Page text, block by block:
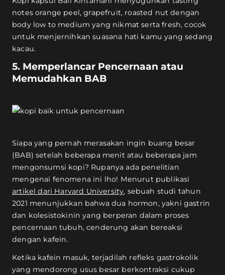
notes orange peel, grapefruit, roasted nut dengan
body low to medium yang nikmat serta fresh, cocok
untuk menjernihkan suasana hati kamu yang sedang
kacau.
5. Memperlancar Pencernaan atau
Memudahkan BAB
Siapa yang pernah merasakan ingin buang besar
(BAB) setelah beberapa menit atau beberapa jam
mengonsumsi kopi? Rupanya ada penelitian
mengenai fenomena ini lho! Menurut publikasi
artikel dari Harvard University, sebuah studi tahun
2021 menunjukkan bahwa dua hormon, yakni gastrin
dan kolesistokinin yang berperan dalam proses
pencernaan tubuh, cenderung akan bereaksi
dengan kafein.
Ketika kafein masuk, terjadilah refleks gastrokolik
yang mendorong usus besar berkontraksi cukup